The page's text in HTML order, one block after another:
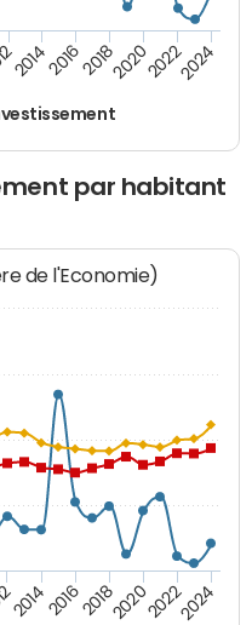
201420162018202020222024
par habitant
de l'Economie)
201420162018202020222024